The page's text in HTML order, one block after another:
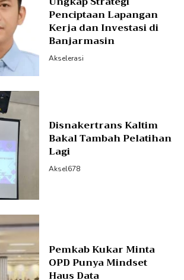
Penciptaan Lapangan
Kerja dan Investasi di
Banjarmasin
Akselerasi
Disnakertrans Kaltim
Bakal Tambah Pelatihan
Lagi
Aksel678
Pemkab Kukar Minta
OPD Punya Mindset
Haus Data